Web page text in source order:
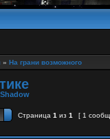
» На грани возможного
Shadow
Страница 1 из 1
[ 1